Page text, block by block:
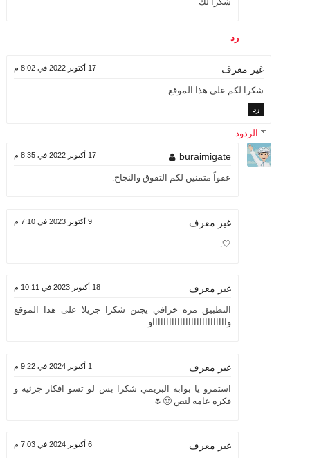
رد
غير معرف 17 أكتوبر 2022 في 8:02 م
شكرا لكم على هذا الموقع
رد
الردود
buraimigate 17 أكتوبر 2022 في 8:35 م
عفواً متمنين لكم التفوق والنجاح.
غير معرف 9 أكتوبر 2023 في 7:10 م
🤍.
غير معرف 18 أكتوبر 2023 في 10:11 م
التطبيق مره خرافي يجنن شكرا جزيلا على هذا الموقع
واااااااااااااااااااااااااااو
غير معرف 1 أكتوبر 2024 في 9:22 م
استمرو يا بوابه البريمي شكرا بس لو تسو افكار جزئيه و
فكره عامه لنص 🙂🌷
غير معرف 6 أكتوبر 2024 في 7:03 م